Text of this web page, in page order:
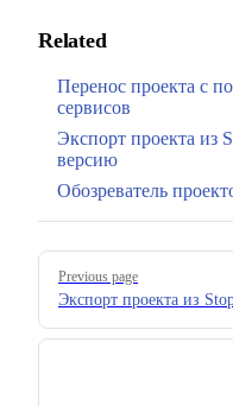
Related
Перенос проекта с
сервисов
Экспорт проекта из
версию
Обозреватель
Pager
Previous page
Экспорт проекта из